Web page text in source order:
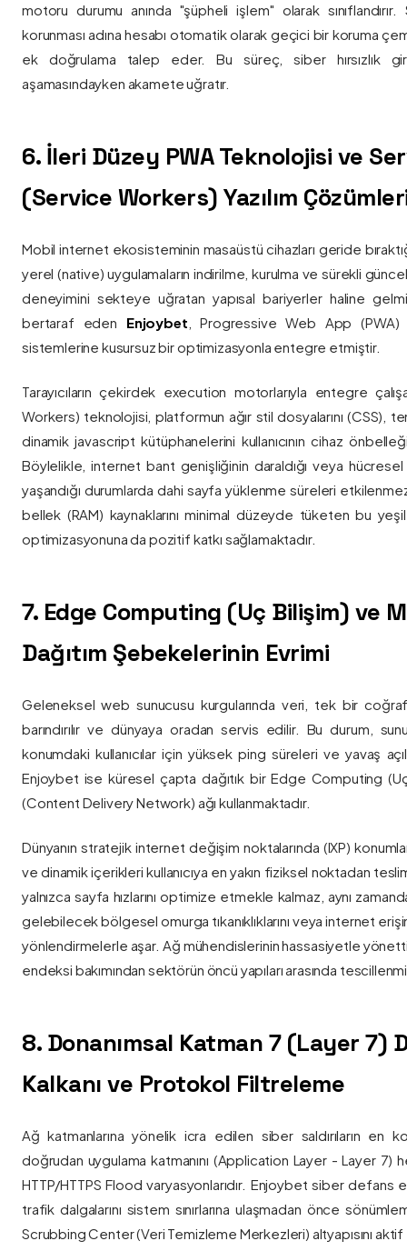
motoru durumu anında "şüpheli işlem" olarak sınıflandırır.
korunması adına hesabı otomatik olarak geçici bir koruma
ek doğrulama talep eder. Bu süreç, siber hırsızlık
aşamasındayken akamete uğratır.
6. İleri Düzey PWA Teknolojisi ve
(Service Workers) Yazılım
Mobil internet ekosisteminin masaüstü cihazları geride
yerel (native) uygulamaların indirilme, kurulma ve sürekli
deneyimini sekteye uğratan yapısal bariyerler haline
bertaraf eden Enjoybet , Progressive Web App (PWA)
sistemlerine kusursuz bir optimizasyonla entegre etmiştir.
Tarayıcıların çekirdek execution motorlarıyla entegre
Workers) teknolojisi, platformun ağır stil dosyalarını (CSS),
dinamik javascript kütüphanelerini kullanıcının cihaz
Böylelikle, internet bant genişliğinin daraldığı veya
yaşandığı durumlarda dahi sayfa yüklenme süreleri
bellek (RAM) kaynaklarını minimal düzeyde tüketen bu yeşil
optimizasyonuna da pozitif katkı sağlamaktadır.
7. Edge Computing (Uç Bilişim) ve
Dağıtım Şebekelerinin Evrimi
Geleneksel web sunucusu kurgularında veri, tek bir
barındırılır ve dünyaya oradan servis edilir. Bu durum,
konumdaki kullanıcılar için yüksek ping süreleri ve yavaş
Enjoybet ise küresel çapta dağıtık bir Edge Computing
(Content Delivery Network) ağı kullanmaktadır.
Dünyanın stratejik internet değişim noktalarında (IXP)
ve dinamik içerikleri kullanıcıya en yakın fiziksel noktadan
yalnızca sayfa hızlarını optimize etmekle kalmaz, aynı
gelebilecek bölgesel omurga tıkanıklıklarını veya internet
yönlendirmelerle aşar. Ağ mühendislerinin hassasiyetle
endeksi bakımından sektörün öncü yapıları arasında
8. Donanımsal Katman 7 (Layer 7)
Kalkanı ve Protokol Filtreleme
Ağ katmanlarına yönelik icra edilen siber saldırıların en
doğrudan uygulama katmanını (Application Layer - Layer 7)
HTTP/HTTPS Flood varyasyonlarıdır. Enjoybet siber
trafik dalgalarını sistem sınırlarına ulaşmadan önce
Scrubbing Center (Veri Temizleme Merkezleri) altyapısını